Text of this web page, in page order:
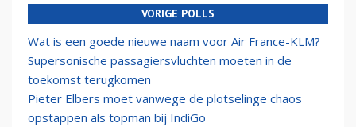
VORIGE POLLS
Wat is een goede nieuwe naam voor Air France-KLM?
Supersonische passagiersvluchten moeten in de
toekomst terugkomen
Pieter Elbers moet vanwege de plotselinge chaos
opstappen als topman bij IndiGo